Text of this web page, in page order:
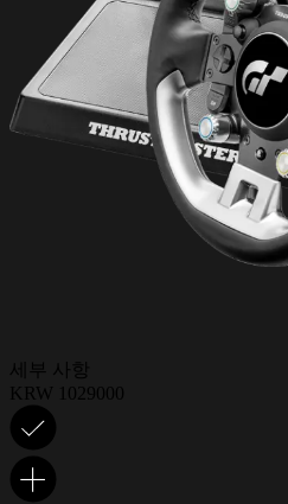
세부 사항
KRW 1029000